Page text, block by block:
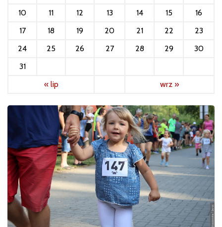
10
11 12 13 14 15
16
17
18 19 20 21 22
23
24
25 26 27 28 29
30
31
« lip
wrz »